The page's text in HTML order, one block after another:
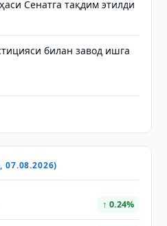
Сенатга тақдим этилди
билан завод ишга
↑ 0.24%